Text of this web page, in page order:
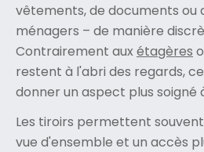
vêtements, de documents ou
ménagers – de manière
Contrairement aux étagères
restent à l'abri des regards,
donner un aspect plus soigné
Les tiroirs permettent
vue d'ensemble et un accès